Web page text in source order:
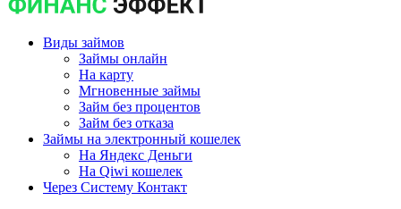
Виды займов
Займы онлайн
На карту
Мгновенные займы
Займ без процентов
Займ без отказа
Займы на электронный кошелек
На Яндекс Деньги
На Qiwi кошелек
Через Систему Контакт